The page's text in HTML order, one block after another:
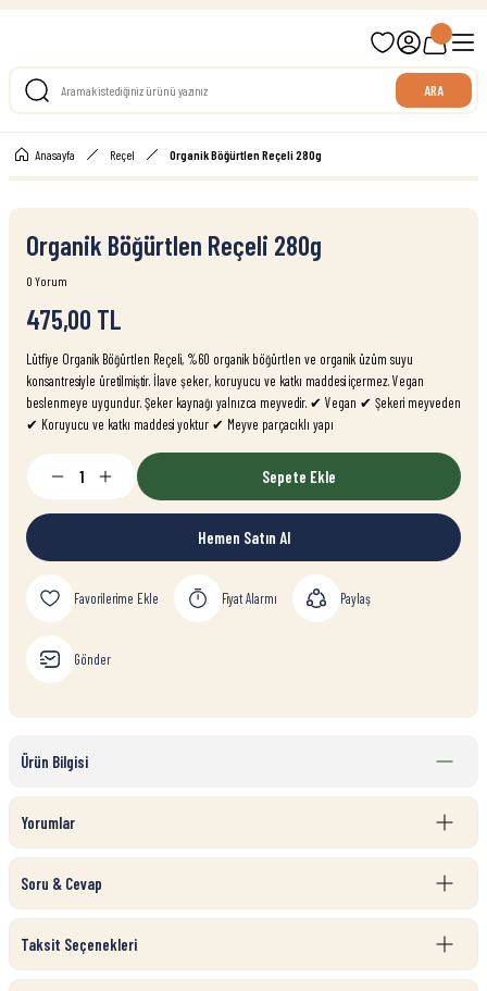
699 TL ve Üzeri Ücretsiz Kargo
ARA
Anasayfa Reçel Organik Böğürtlen Reçeli 280g
Organik Böğürtlen Reçeli 280g
0 Yorum
475,00 TL
Lütfiye Organik Böğürtlen Reçeli, %60 organik böğürtlen ve organik üzüm suyu
konsantresiyle üretilmiştir. İlave şeker, koruyucu ve katkı maddesi içermez. Vegan
beslenmeye uygundur. Şeker kaynağı yalnızca meyvedir. ✔ Vegan ✔ Şekeri meyveden
✔ Koruyucu ve katkı maddesi yoktur ✔ Meyve parçacıklı yapı
Sepete Ekle
Hemen Satın Al
Fiyat Alarmı Paylaş
Gönder
Ürün Bilgisi
Yorumlar
Soru & Cevap
Taksit Seçenekleri